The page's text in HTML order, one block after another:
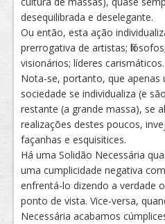
desequilibrada e deselegante.
Ou então, esta ação
prerrogativa de artistas;
visionários; líderes carismáticos.
Nota-se, portanto, que apenas
sociedade se individualiza (e
restante (a grande massa), se
realizações destes poucos,
façanhas e esquisitices.
Há uma Solidão Necessária
uma cumplicidade negativa
enfrentá-lo dizendo a verdade
ponto de vista. Vice-versa,
Necessária acabamos